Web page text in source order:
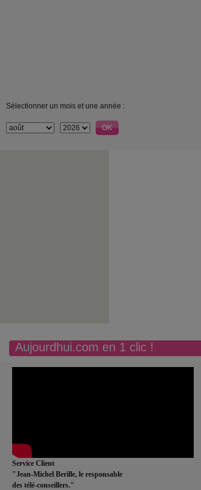
Sélectionner un mois et une année :
Aujourdhui.com en 1 clic !
Service Client
"Jean-Michel Berille, le responsable
des télé-conseillers."